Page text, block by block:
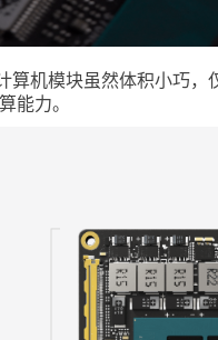
算机模块虽然体积小巧
能力。